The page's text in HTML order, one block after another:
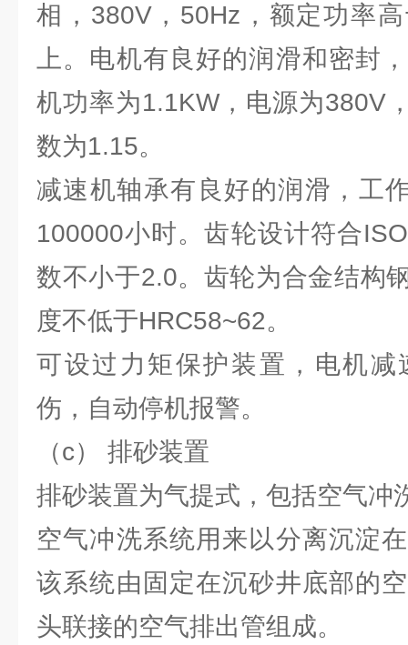
相，380V，50Hz，额定功率
上。电机有良好的润滑和密封
机功率为1.1KW，电源为380V
数为1.15。
减速机轴承有良好的润滑，工
100000小时。齿轮设计符合
数不小于2.0。齿轮为合金结构
度不低于HRC58~62。
可设过力矩保护装置，电机减
伤，自动停机报警。
（c） 排砂装置
排砂装置为气提式，包括空气冲
空气冲洗系统用来以分离沉淀
该系统由固定在沉砂井底部的
头联接的空气排出管组成。